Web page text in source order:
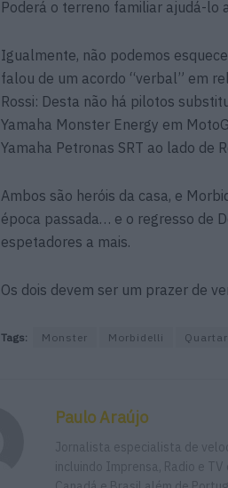
Poderá o terreno familiar ajudá-lo
Igualmente, não podemos
falou de um acordo “verbal” em
Rossi: Desta não há pilotos
Yamaha Monster Energy em
Yamaha Petronas SRT ao lado de
Ambos são heróis da casa, e
época passada… e o regresso de
espetadores a mais.
Os dois devem ser um prazer de
Tags: Monster Morbidelli
Paulo Araújo
Jornalista especialista de
incluindo Imprensa, Radio e